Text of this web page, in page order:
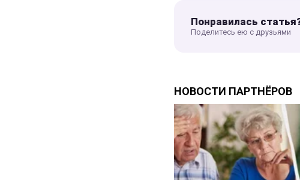
Понравилась
Поделитесь ею с друзьями